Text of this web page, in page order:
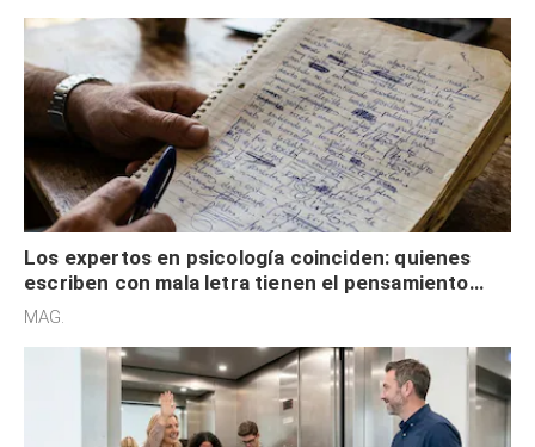
Los expertos en psicología coinciden: quienes
escriben con mala letra tienen el pensamiento
acelerado y no lo hacen por desinterés
MAG.